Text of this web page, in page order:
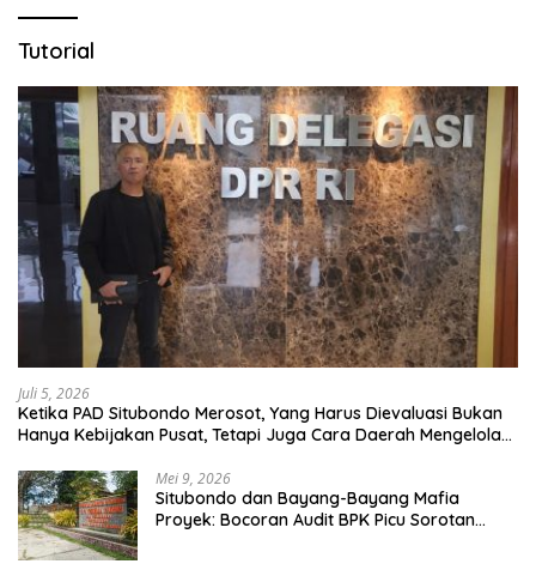
Tutorial
Juli 5, 2026
Ketika PAD Situbondo Merosot, Yang Harus Dievaluasi Bukan
Hanya Kebijakan Pusat, Tetapi Juga Cara Daerah Mengelola
Mei 9, 2026
Situbondo dan Bayang-Bayang Mafia
Proyek: Bocoran Audit BPK Picu Sorotan